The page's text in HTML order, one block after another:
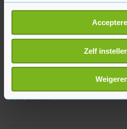
Als u het toestaat, willen we ook
Informatie verzamelen
locatie, die tot een paar
Uw apparaat
scannen op specifieke
Lees meer over hoe uw
verwerkt en stel uw voorkeuren
U kunt uw toestemming op elk
Zelf
Natuurbrand bij Ouddorp
zich niet meer uit door
2 uur geleden
Jeugddetentie geëist voor
bij kantoor Zuidas
3 uur geleden